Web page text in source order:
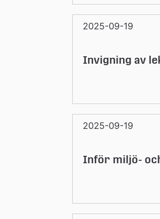
2025-09-19
Invigning av
2025-09-19
Inför miljö-